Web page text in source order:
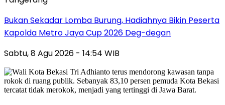
Bukan Sekadar Lomba Burung, Hadiahnya Bikin Peserta
Kapolda Metro Jaya Cup 2026 Deg-degan
Sabtu, 8 Agu 2026 - 14:54 WIB